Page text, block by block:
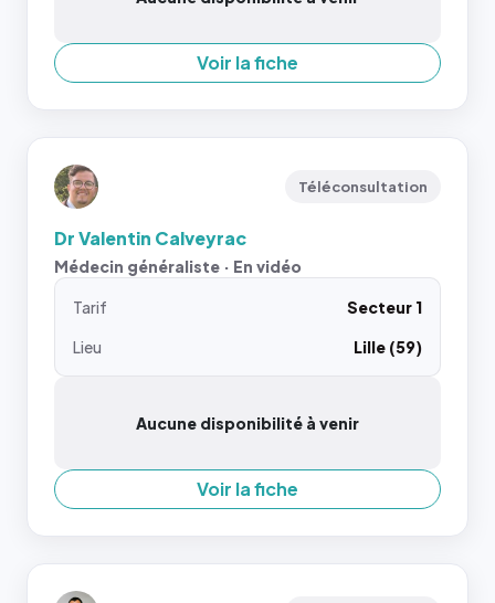
Voir la fiche
Téléconsultation
Dr Valentin Calveyrac
Médecin généraliste · En vidéo
Tarif
Secteur 1
Lieu
Lille (59)
Aucune disponibilité à venir
Voir la fiche